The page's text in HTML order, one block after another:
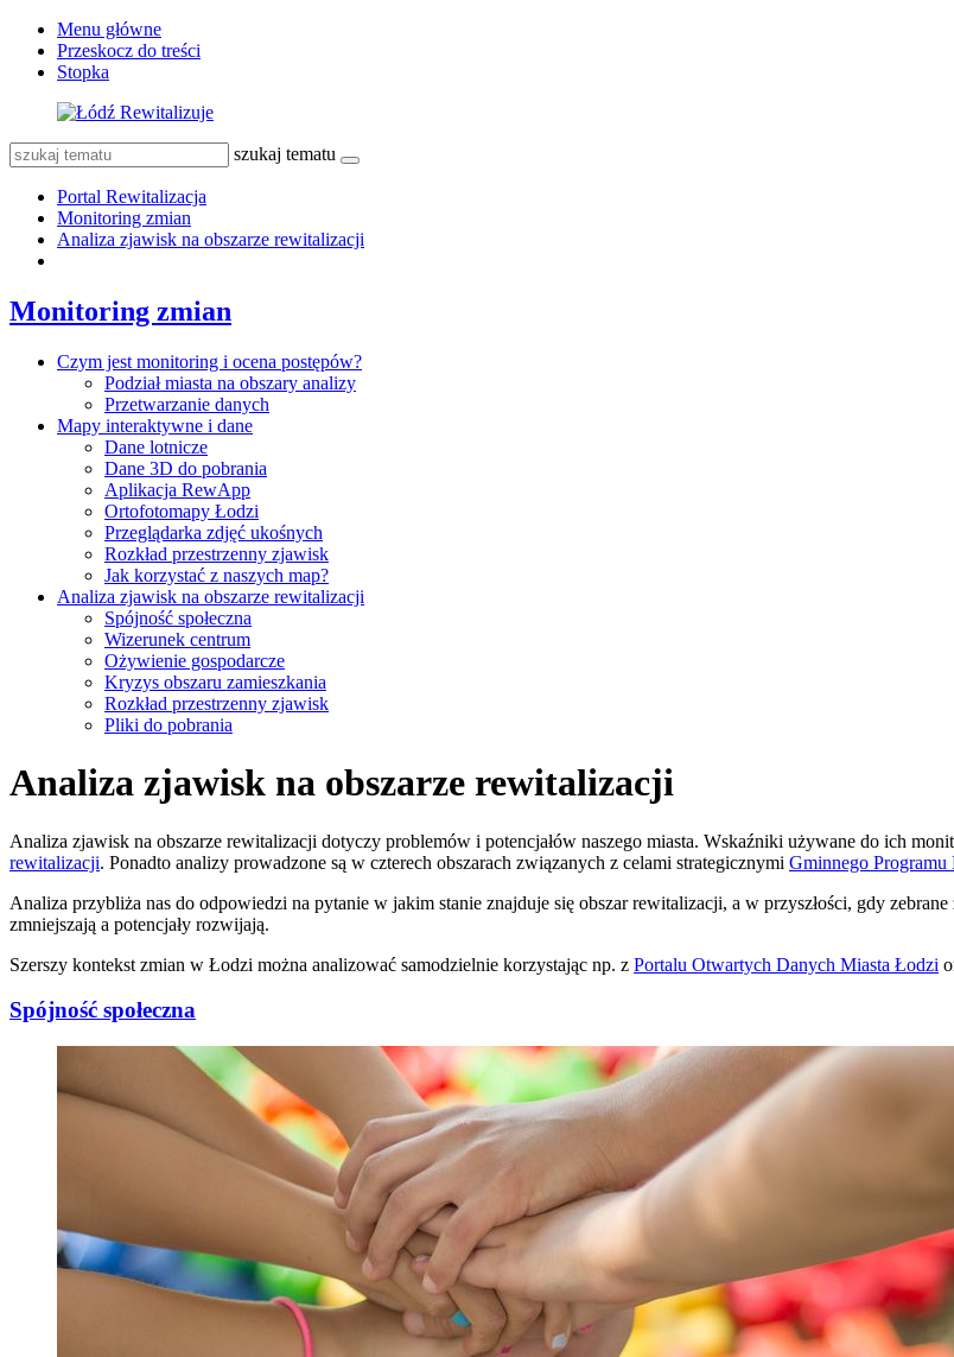
Menu główne
Przeskocz do treści
Stopka
szukaj tematu
Portal Rewitalizacja
Monitoring zmian
Analiza zjawisk na obszarze rewitalizacji
Monitoring zmian
Czym jest monitoring i ocena postępów?
Podział miasta na obszary analizy
Przetwarzanie danych
Mapy interaktywne i dane
Dane lotnicze
Dane 3D do pobrania
Aplikacja RewApp
Ortofotomapy Łodzi
Przeglądarka zdjęć ukośnych
Rozkład przestrzenny zjawisk
Jak korzystać z naszych map?
Analiza zjawisk na obszarze rewitalizacji
Spójność społeczna
Wizerunek centrum
Ożywienie gospodarcze
Kryzys obszaru zamieszkania
Rozkład przestrzenny zjawisk
Pliki do pobrania
Analiza zjawisk na obszarze rewitalizacji
Analiza zjawisk na obszarze rewitalizacji dotyczy problemów i potencjałów naszego miasta. Wskaźniki używane do ich
rewitalizacji. Ponadto analizy prowadzone są w czterech obszarach związanych z celami strategicznymi Gminnego Programu
Analiza przybliża nas do odpowiedzi na pytanie w jakim stanie znajduje się obszar rewitalizacji, a w przyszłości, gdy
zmniejszają a potencjały rozwijają.
Szerszy kontekst zmian w Łodzi można analizować samodzielnie korzystając np. z Portalu Otwartych Danych Miasta Łodzi
Spójność społeczna